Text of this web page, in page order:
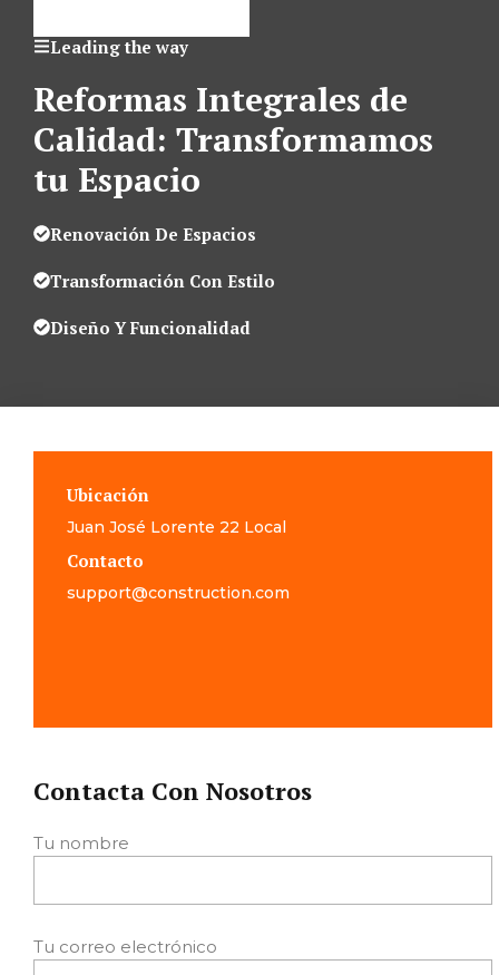
Leading the way
Reformas Integrales de
Calidad: Transformamos
tu Espacio
Renovación De Espacios
Transformación Con Estilo
Diseño Y Funcionalidad
Ubicación
Juan José Lorente 22 Local
Contacto
support@construction.com
Contacta Con Nosotros
Tu nombre
Tu correo electrónico